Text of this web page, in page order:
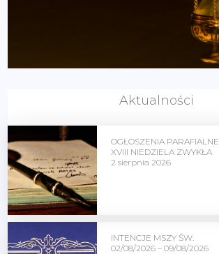
Aktualności
OGŁOSZENIA PARAFIALNE
XVIII NIEDZIELA ZWYKŁA
2 sierpnia 2026
INTENCJE MSZY ŚW.
02/08/2026 – 09/08/2026